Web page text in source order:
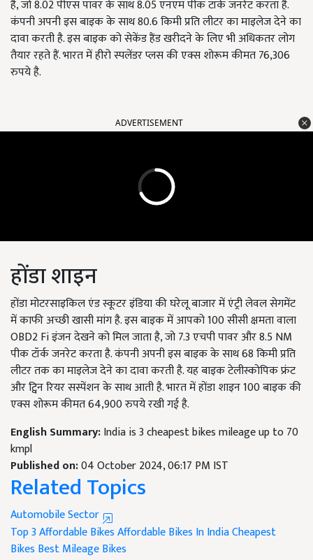
है, जो 8.02 पीएस पावर के साथ 8.05 एनएम पीक टॉर्क जनरेट करता है.
कंपनी अपनी इस बाइक के साथ 80.6 किमी प्रति लीटर का माइलेज देने का
दावा करती है. इस बाइक को सेकेंड हैंड खरीदने के लिए भी अधिकतर लोग
तैयार रहते हैं. भारत में हीरो स्पलेंडर प्लस की एक्स शोरूम कीमत 76,306
रुपये है.
ADVERTISEMENT
होंडा शाइन
होंडा मोटरसाइकिल एंड स्कूटर इंडिया की घरेलू बाजार में एंट्री लेवल सेगमेंट
में काफी अच्छी खासी मांग है. इस बाइक में आपको 100 सीसी क्षमता वाला
OBD2 Fi इंजन देखने को मिल जाता है, जो 7.3 एचपी पावर और 8.5 NM
पीक टॉर्क जनरेट करता है. कंपनी अपनी इस बाइक के साथ 68 किमी प्रति
लीटर तक का माइलेज देने का दावा करती है. यह बाइक टेलीस्कोपिक फ्रंट
और ट्विन रियर सस्पेंशन के साथ आती है. भारत में होंडा शाइन 100 बाइक की
एक्स शोरूम कीमत 64,900 रुपये रखी गई है.
English Summary:India is 3 cheapest bikes mileage up to 70
kmpl
Published on:04 October 2024, 06:17 PM IST
Related Topics
Automobile Sector
Top 3 Affordable BikesAffordable Bikes In IndiaCheapest
Bikes Best Mileage Bikes